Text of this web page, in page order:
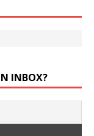
INBOX?